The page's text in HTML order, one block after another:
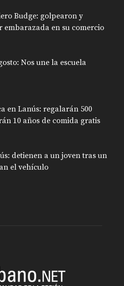
Budge: golpearon y
en su comercio
Nos une la escuela
en Lanús: regalarán 500
10 años de comida gratis
detienen a un joven tras un
el vehículo